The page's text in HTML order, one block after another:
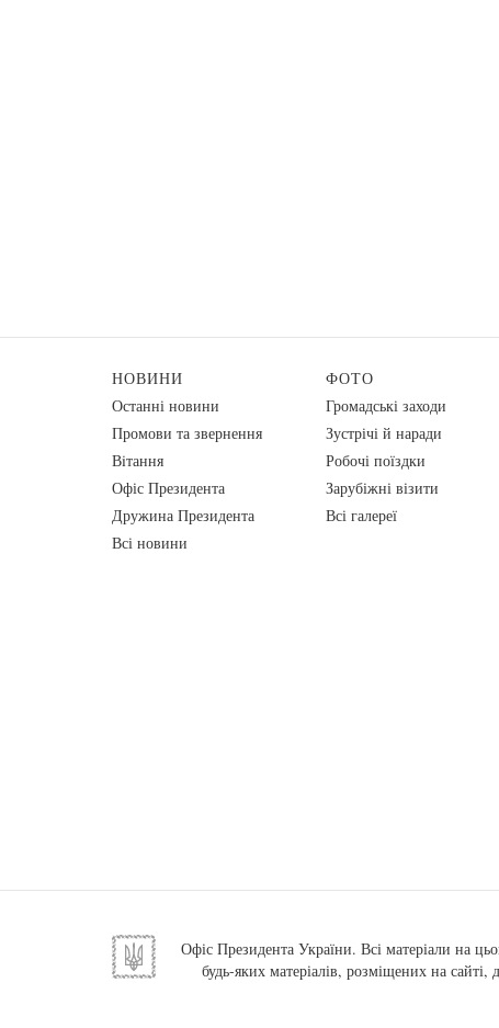
НОВИНИ
Останні новини
Промови та звернення
Вiтання
Офіс Президента
Дружина Президента
Всі новини
ФОТО
Громадські заходи
Зустрічі й наради
Робочі поїздки
Зарубіжні візити
Всі галереї
Офіс Президента України. Всі матеріали на
будь-яких матеріалів, розміщених на